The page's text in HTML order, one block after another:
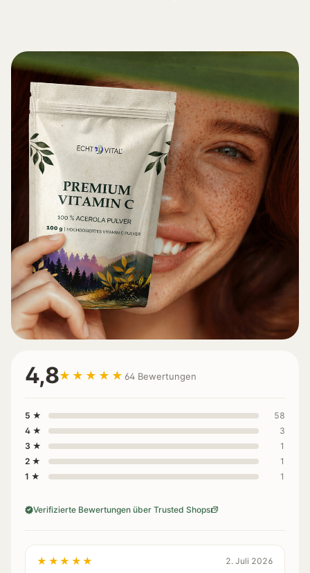
4,8★★★★★ 64 Bewertungen
5 ★
58
4 ★
3
3 ★
1
2 ★
1
1 ★
1
Verifizierte Bewertungen über Trusted Shops
★★★★★ 2. Juli 2026